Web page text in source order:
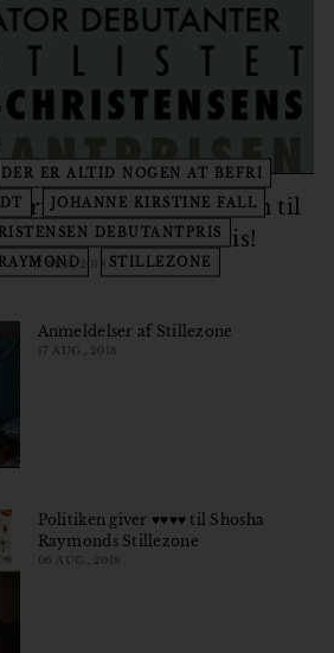
DER ER ALTID NOGEN AT BEFRI
JOHANNE KIRSTINE FALL
DEBUTANTPRIS
STILLEZONE
forfattere på shortlisten til
debutantpris!
17 SEP., 2018
Anmeldelser af Stillezone
17 AUG., 2018
Politiken giver ♥♥♥♥ til Shosha
Raymonds Stillezone
06 AUG., 2018